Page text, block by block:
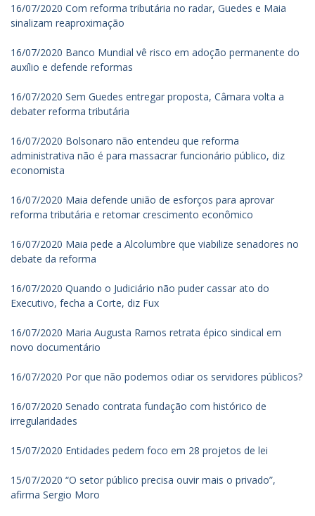
16/07/2020 Com reforma tributária no radar, Guedes e Maia
sinalizam reaproximação
16/07/2020 Banco Mundial vê risco em adoção permanente do
auxílio e defende reformas
16/07/2020 Sem Guedes entregar proposta, Câmara volta a
debater reforma tributária
16/07/2020 Bolsonaro não entendeu que reforma
administrativa não é para massacrar funcionário público, diz
economista
16/07/2020 Maia defende união de esforços para aprovar
reforma tributária e retomar crescimento econômico
16/07/2020 Maia pede a Alcolumbre que viabilize senadores no
debate da reforma
16/07/2020 Quando o Judiciário não puder cassar ato do
Executivo, fecha a Corte, diz Fux
16/07/2020 Maria Augusta Ramos retrata épico sindical em
novo documentário
16/07/2020 Por que não podemos odiar os servidores públicos?
16/07/2020 Senado contrata fundação com histórico de
irregularidades
15/07/2020 Entidades pedem foco em 28 projetos de lei
15/07/2020 “O setor público precisa ouvir mais o privado”,
afirma Sergio Moro